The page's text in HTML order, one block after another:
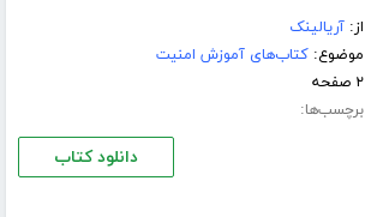
از:آریالینک
موضوع:کتاب‌های آموزش امنیت
۲ صفحه
برچسب‌ها:
دانلود کتاب